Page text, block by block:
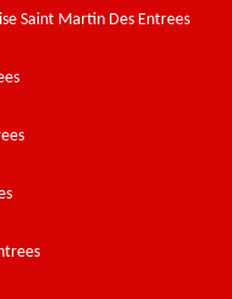
Saint Martin Des Entrees